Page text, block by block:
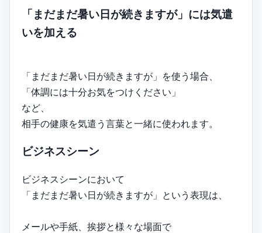
「まだまだ暑い日が続きますが」には気遣
いを加える
「まだまだ暑い日が続きますが」を使う場合、
「体調には十分お気をつけください」
など、
相手の健康を気遣う言葉と一緒に使われます。
ビジネスシーン
ビジネスシーンにおいて
「まだまだ暑い日が続きますが」という表現は、
メールや手紙、挨拶と様々な場面で